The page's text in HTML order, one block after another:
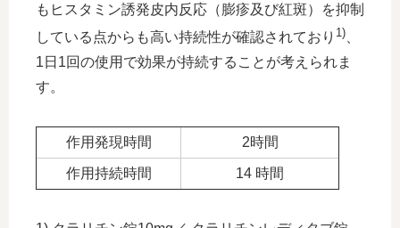
もヒスタミン誘発皮内反応（膨疹及び紅斑）を抑制
している点からも高い持続性が確認されており 1)
1日1回の使用で効果が持続することが考えられま
す。
作用発現時間 2時間
作用持続時間 14 時間